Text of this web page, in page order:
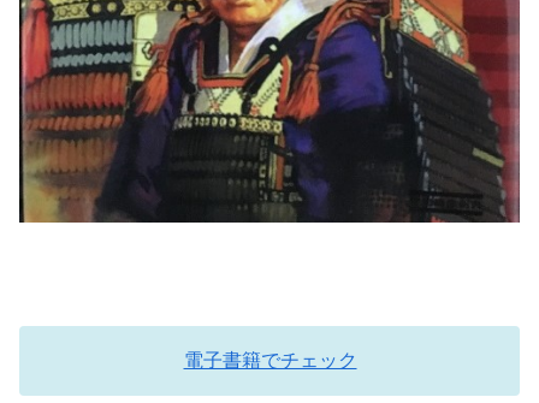
電子書籍でチェック